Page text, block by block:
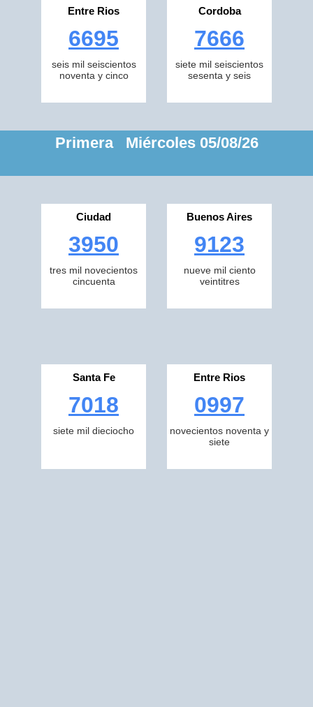
Entre Rios
6695
seis mil seiscientos
noventa y cinco
Cordoba
7666
siete mil seiscientos
sesenta y seis
Primera Miércoles 05/08/26
Ciudad
3950
tres mil novecientos
cincuenta
Buenos Aires
9123
nueve mil ciento
veintitres
Santa Fe
7018
siete mil dieciocho
Entre Rios
0997
novecientos noventa y
siete